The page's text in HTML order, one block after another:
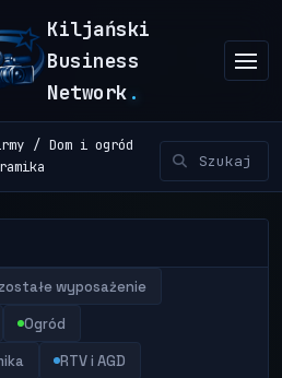
Kiljański
Business
Network .
Dom i ogród
wyposażenie
Ogród
RTV i AGD